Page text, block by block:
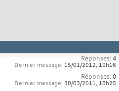
Réponses:4
Dernier message: 15/01/2012, 19h16
Réponses:0
Dernier message: 30/03/2011, 18h25